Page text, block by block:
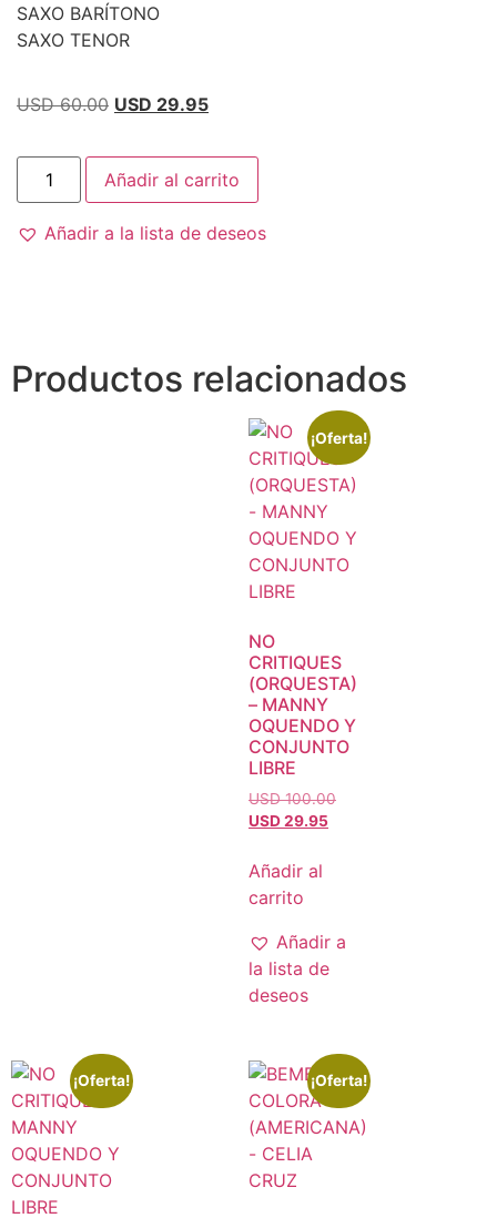
SAXO BARÍTONO
SAXO TENOR
USD 60.00 USD 29.95
Añadir al carrito
Añadir a la lista de deseos
Productos relacionados
¡Oferta!
NO
CRITIQUES
(ORQUESTA)
– MANNY
OQUENDO Y
CONJUNTO
LIBRE
USD 100.00
USD 29.95
Añadir al
carrito
Añadir a
la lista de
deseos
¡Oferta! ¡Oferta!